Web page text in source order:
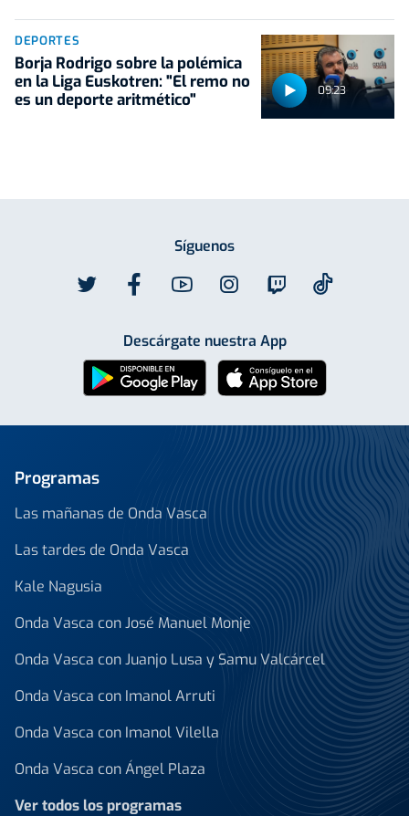
09:23
DEPORTES
Borja Rodrigo sobre la polémica
en la Liga Euskotren: "El remo no
es un deporte aritmético"
Síguenos
Descárgate nuestra App
Programas
Las mañanas de Onda Vasca
Las tardes de Onda Vasca
Kale Nagusia
Onda Vasca con José Manuel Monje
Onda Vasca con Juanjo Lusa y Samu Valcárcel
Onda Vasca con Imanol Arruti
Onda Vasca con Imanol Vilella
Onda Vasca con Ángel Plaza
Ver todos los programas